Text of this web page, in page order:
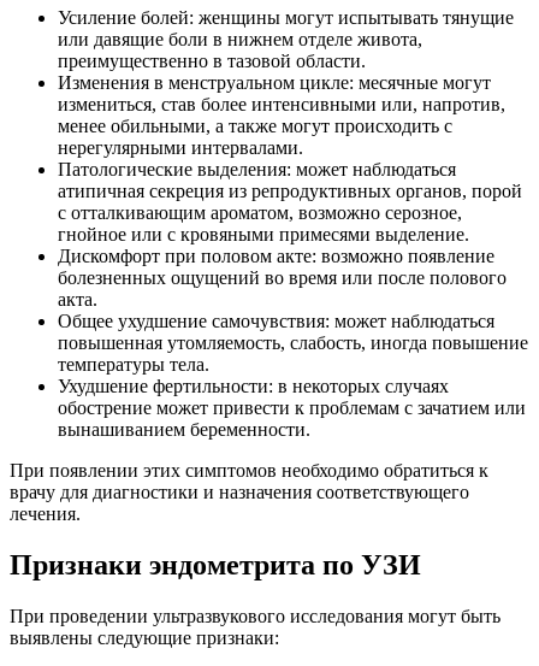
Усиление болей: женщины могут испытывать тянущие
или давящие боли в нижнем отделе живота,
преимущественно в тазовой области.
Изменения в менструальном цикле: месячные могут
измениться, став более интенсивными или, напротив,
менее обильными, а также могут происходить с
нерегулярными интервалами.
Патологические выделения: может наблюдаться
атипичная секреция из репродуктивных органов, порой
с отталкивающим ароматом, возможно серозное,
гнойное или с кровяными примесями выделение.
Дискомфорт при половом акте: возможно появление
болезненных ощущений во время или после полового
акта.
Общее ухудшение самочувствия: может наблюдаться
повышенная утомляемость, слабость, иногда повышение
температуры тела.
Ухудшение фертильности: в некоторых случаях
обострение может привести к проблемам с зачатием или
вынашиванием беременности.
При появлении этих симптомов необходимо обратиться к
врачу для диагностики и назначения соответствующего
лечения.
Признаки эндометрита по УЗИ
При проведении ультразвукового исследования могут быть
выявлены следующие признаки: